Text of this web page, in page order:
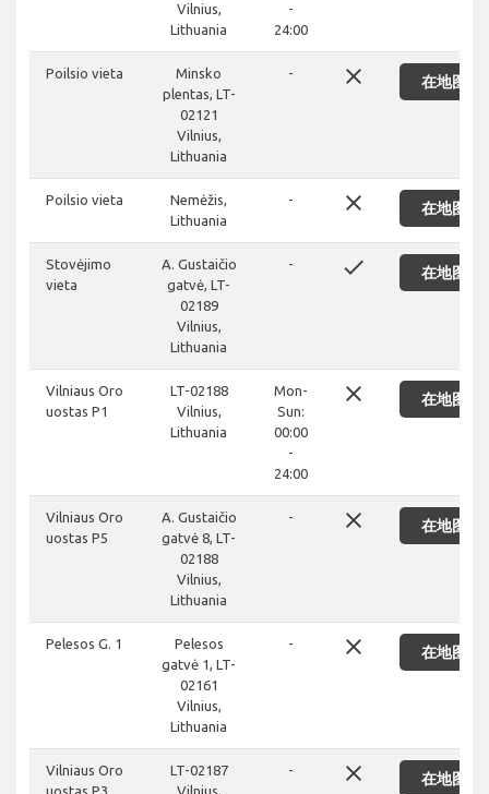
Vilnius,
Lithuania
-
24:00
Poilsio vieta
Minsko
plentas, LT-
02121
Vilnius,
Lithuania
- close 在地图上
Poilsio vieta
Nemėžis,
Lithuania
- close 在地图上
Stovėjimo
vieta
A. Gustaičio
gatvė, LT-
02189
Vilnius,
Lithuania
- done 在地图上
Vilniaus Oro
uostas P1
LT-02188
Vilnius,
Lithuania
Mon-
Sun:
00:00
-
24:00
close 在地图上
Vilniaus Oro
uostas P5
A. Gustaičio
gatvė 8, LT-
02188
Vilnius,
Lithuania
- close 在地图上
Pelesos G. 1
Pelesos
gatvė 1, LT-
02161
Vilnius,
Lithuania
- close 在地图上
Vilniaus Oro
LT-02187
- close 在地图上